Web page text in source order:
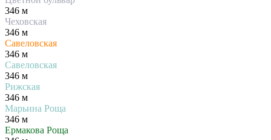
346 м
Чеховская
346 м
Савеловская
346 м
Савеловская
346 м
Рижская
346 м
Марьина Роща
346 м
Ермакова Роща